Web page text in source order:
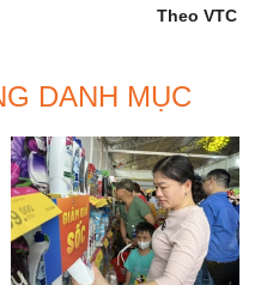
Theo VTC
DANH MỤC